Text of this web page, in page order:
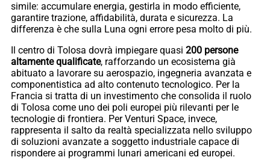
simile: accumulare energia, gestirla in modo efficiente,
garantire trazione, affidabilità, durata e sicurezza. La
differenza è che sulla Luna ogni errore pesa molto di più.
Il centro di Tolosa dovrà impiegare quasi 200 persone
altamente qualificate, rafforzando un ecosistema già
abituato a lavorare su aerospazio, ingegneria avanzata e
componentistica ad alto contenuto tecnologico. Per la
Francia si tratta di un investimento che consolida il ruolo
di Tolosa come uno dei poli europei più rilevanti per le
tecnologie di frontiera. Per Venturi Space, invece,
rappresenta il salto da realtà specializzata nello sviluppo
di soluzioni avanzate a soggetto industriale capace di
rispondere ai programmi lunari americani ed europei.